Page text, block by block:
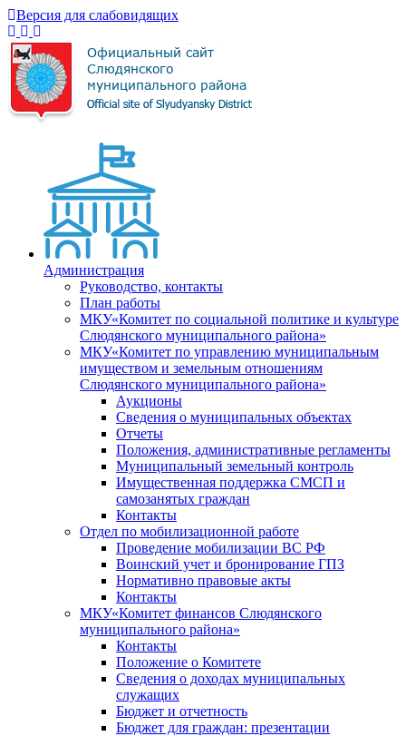
Версия для слабовидящих
Администрация
Руководство, контакты
План работы
МКУ«Комитет по социальной политике и культуре
Слюдянского муниципального района»
МКУ«Комитет по управлению муниципальным
имуществом и земельным отношениям
Слюдянского муниципального района»
Аукционы
Сведения о муниципальных объектах
Отчеты
Положения, административные регламенты
Муниципальный земельный контроль
Имущественная поддержка СМСП и
самозанятых граждан
Контакты
Отдел по мобилизационной работе
Проведение мобилизации ВС РФ
Воинский учет и бронирование ГПЗ
Нормативно правовые акты
Контакты
МКУ«Комитет финансов Слюдянского
муниципального района»
Контакты
Положение о Комитете
Сведения о доходах муниципальных
служащих
Бюджет и отчетность
Бюджет для граждан: презентации